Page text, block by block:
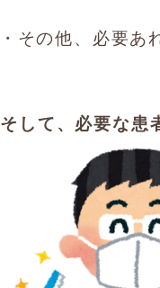
・その他、必要あ
そして、必要な患